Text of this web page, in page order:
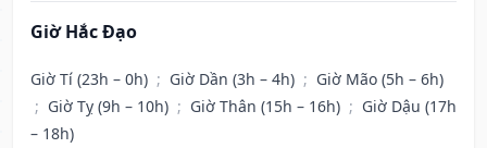
Giờ Hắc Đạo
Giờ Tí (23h – 0h) ; Giờ Dần (3h – 4h) ; Giờ Mão (5h – 6h)
; Giờ Tỵ (9h – 10h) ; Giờ Thân (15h – 16h) ; Giờ Dậu (17h
– 18h)